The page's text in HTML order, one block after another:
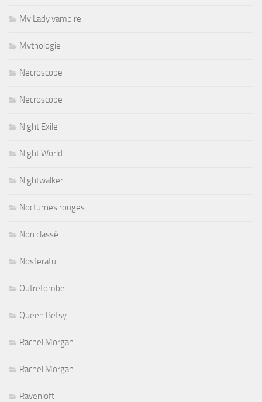
My Lady vampire
Mythologie
Necroscope
Necroscope
Night Exile
Night World
Nightwalker
Nocturnes rouges
Non classé
Nosferatu
Outretombe
Queen Betsy
Rachel Morgan
Rachel Morgan
Ravenloft